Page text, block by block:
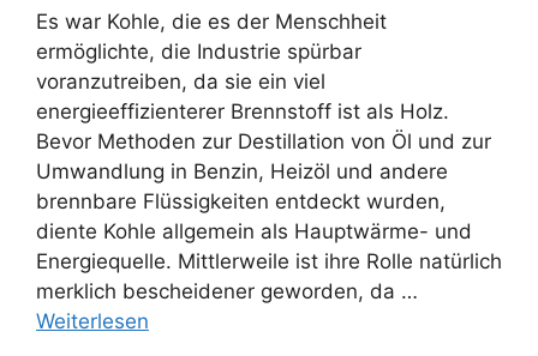
Es war Kohle, die es der Menschheit
ermöglichte, die Industrie spürbar
voranzutreiben, da sie ein viel
energieeffizienterer Brennstoff ist als Holz.
Bevor Methoden zur Destillation von Öl und zur
Umwandlung in Benzin, Heizöl und andere
brennbare Flüssigkeiten entdeckt wurden,
diente Kohle allgemein als Hauptwärme- und
Energiequelle. Mittlerweile ist ihre Rolle natürlich
merklich bescheidener geworden, da …
Weiterlesen